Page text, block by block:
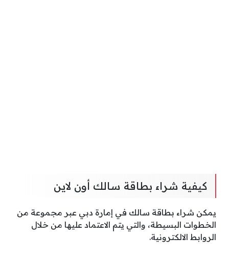
كيفية شراء بطاقة سالك أون لاين
يمكن شراء بطاقة سالك في إمارة دبي عبر مجموعة من
الخطوات البسيطة، والتي يتم الاعتماد عليها من خلال
الروابط الالكترونية.